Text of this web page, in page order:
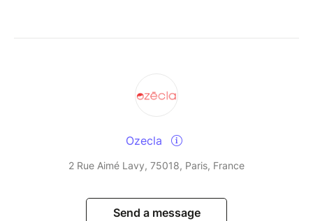
Ozecla
2 Rue Aimé Lavy, 75018, Paris, France
Send a message